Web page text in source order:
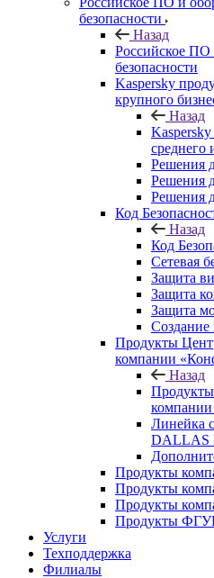
безопасности
Назад
Российское ПО
безопасности
Kaspersky
крупного
Назад
среднего
Решения
Решения
Решения
Код
Назад
Код
Сетевая
Защита
Защита
Защита
Продукты
компании
Назад
Линейка
DALLAS
Продукты
Продукты
Продукты
Продукты
Услуги
Техподдержка
Филиалы